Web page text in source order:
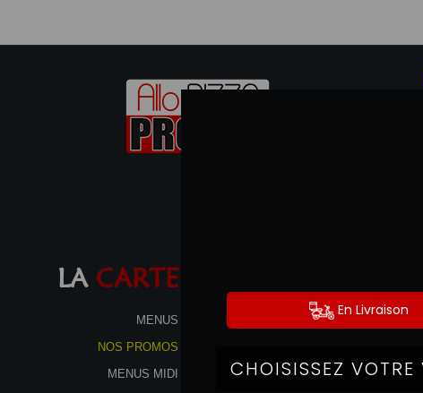
LA CARTE
MENUS
NOS PROMOS
MENUS MIDI